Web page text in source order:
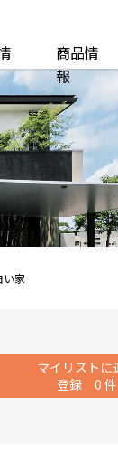
商品情
報
い家
マイリストに
登録0 件